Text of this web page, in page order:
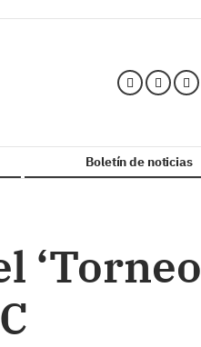
Boletín de noticias
‘Torneo